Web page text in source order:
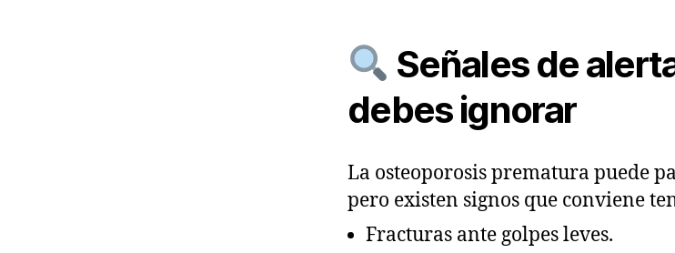
Señales de
debes ignorar
La osteoporosis prematura puede
pero existen signos que conviene
Fracturas ante golpes leves.